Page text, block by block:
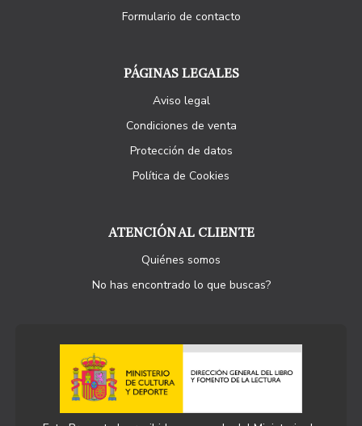
Formulario de contacto
PÁGINAS LEGALES
Aviso legal
Condiciones de venta
Protección de datos
Política de Cookies
ATENCIÓN AL CLIENTE
Quiénes somos
No has encontrado lo que buscas?